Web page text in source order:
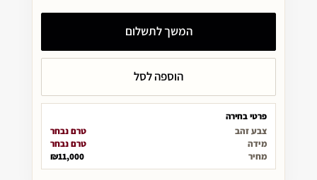
פרטי בחירה
צבע זהב
טרם נבחר
מידה
טרם נבחר
מחיר
₪11,000
המשך לתשלום
הוספה לסל